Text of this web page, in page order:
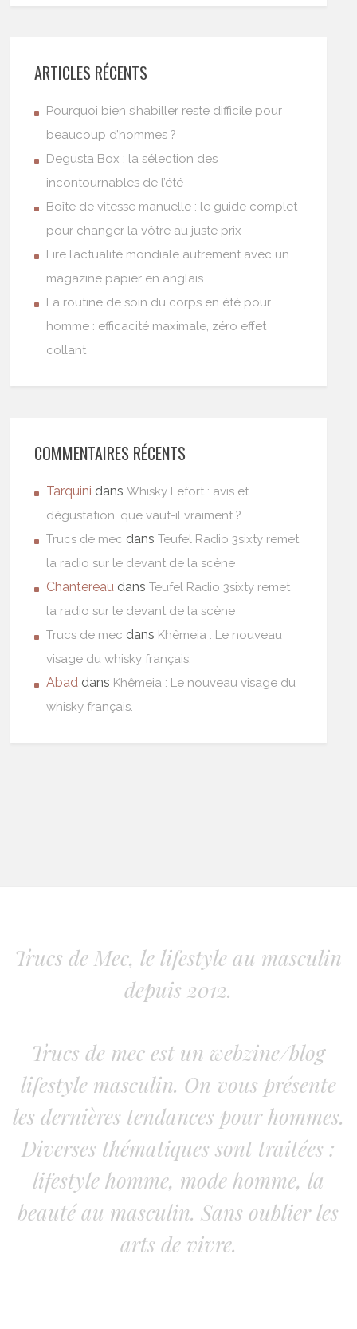
ARTICLES RÉCENTS
Pourquoi bien s’habiller reste difficile pour
beaucoup d’hommes ?
Degusta Box : la sélection des
incontournables de l’été
Boîte de vitesse manuelle : le guide complet
pour changer la vôtre au juste prix
Lire l’actualité mondiale autrement avec un
magazine papier en anglais
La routine de soin du corps en été pour
homme : efficacité maximale, zéro effet
collant
COMMENTAIRES RÉCENTS
Tarquini dansWhisky Lefort : avis et
dégustation, que vaut-il vraiment ?
Trucs de mec dansTeufel Radio 3sixty remet
la radio sur le devant de la scène
Chantereau dansTeufel Radio 3sixty remet
la radio sur le devant de la scène
Trucs de mec dans Khêmeia : Le nouveau
visage du whisky français.
Abad dans Khêmeia : Le nouveau visage du
whisky français.
Trucs de Mec, le lifestyle au masculin
depuis 2012.
Trucs de mec est un webzine/blog
lifestyle masculin. On vous présente
les dernières tendances pour hommes.
Diverses thématiques sont traitées :
lifestyle homme, mode homme, la
beauté au masculin. Sans oublier les
arts de vivre.